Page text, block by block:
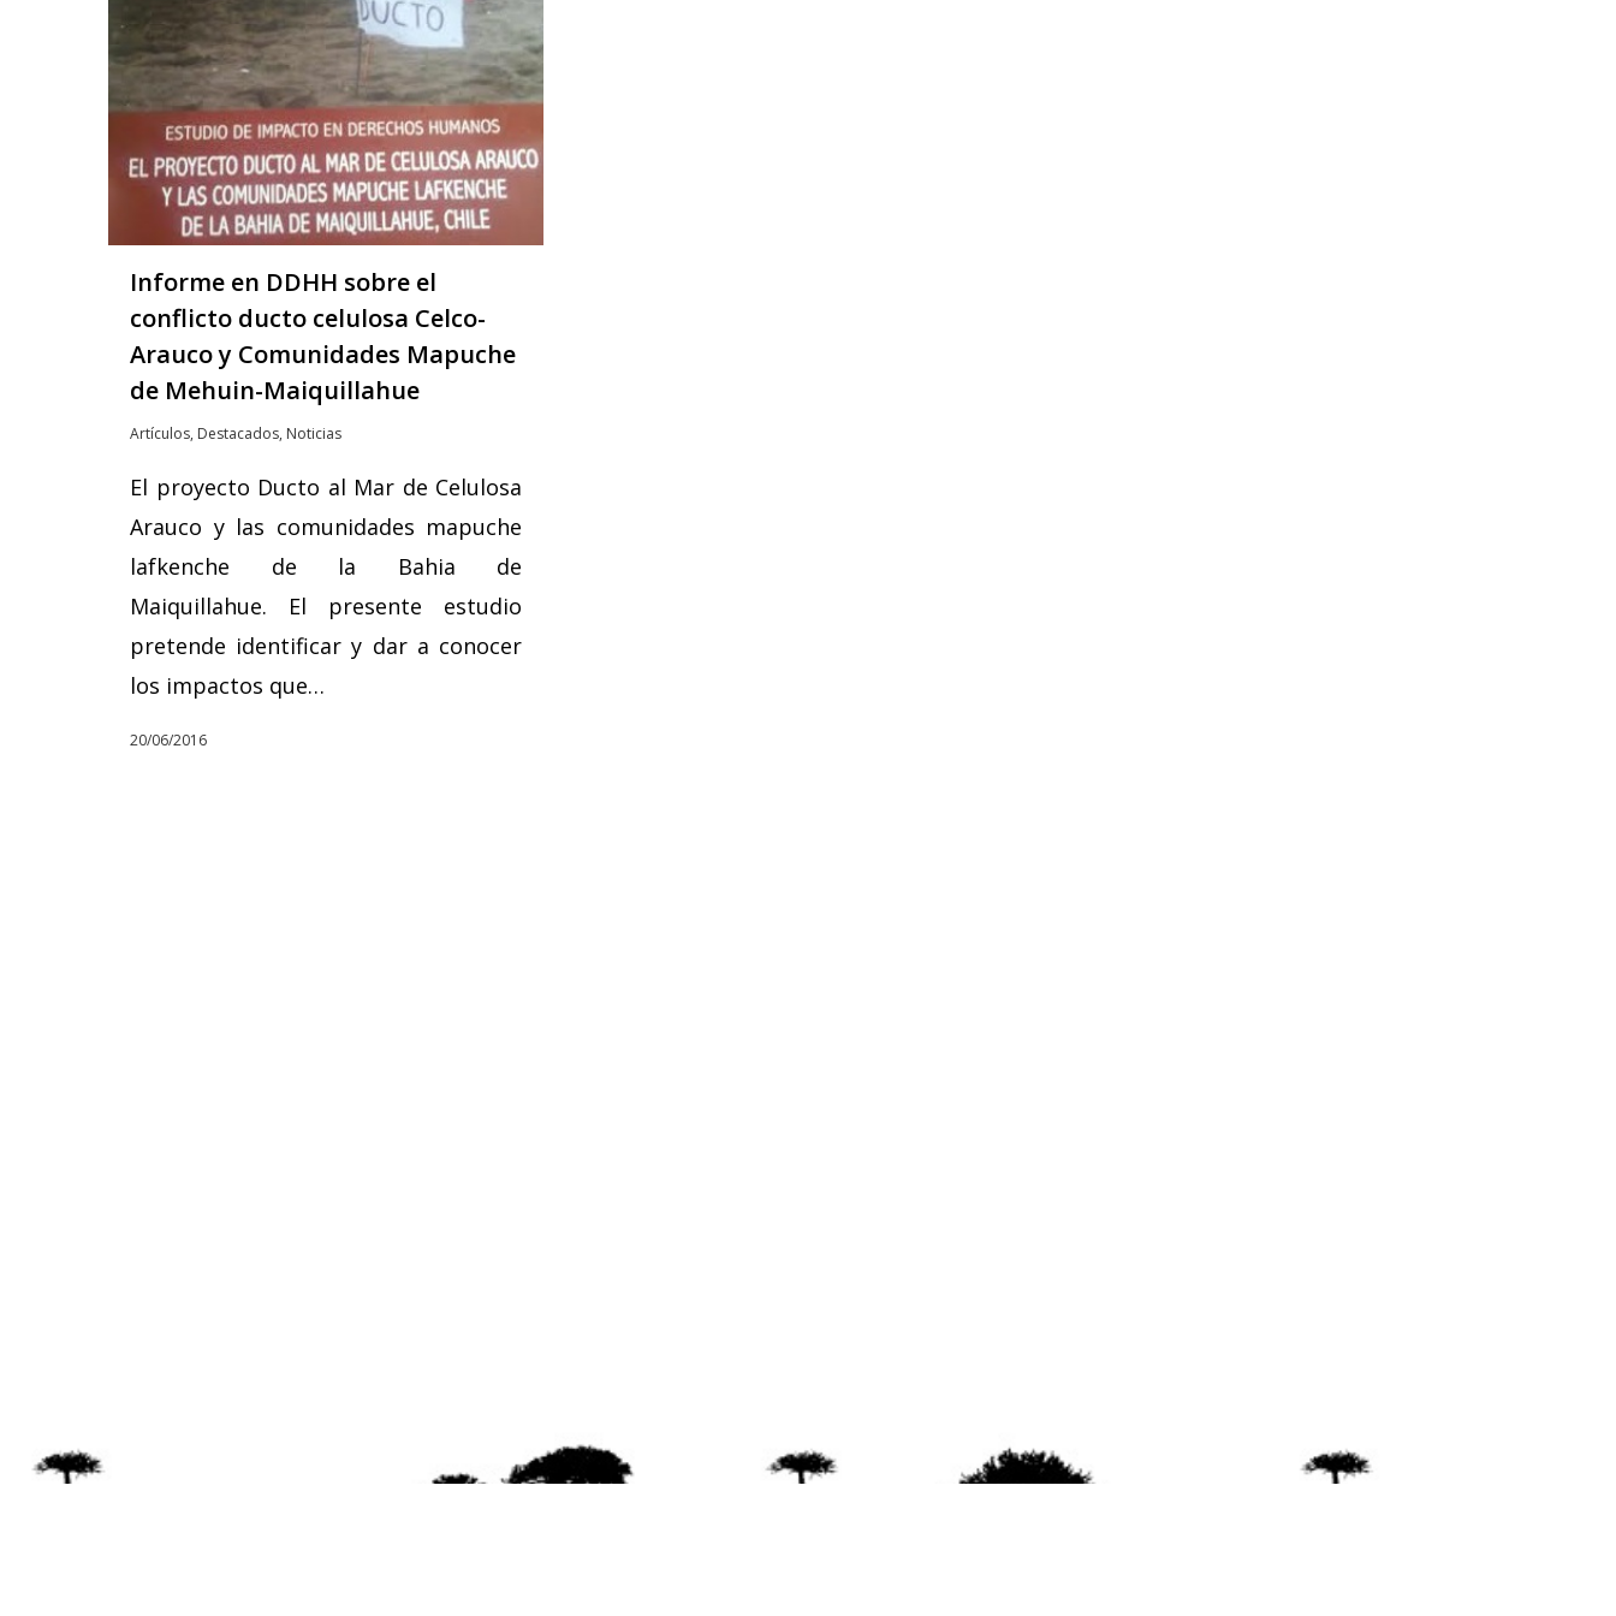
Informe en DDHH sobre el
conflicto ducto celulosa Celco-
Arauco y Comunidades Mapuche
de Mehuin-Maiquillahue
Artículos, Destacados, Noticias
El proyecto Ducto al Mar de Celulosa
Arauco y las comunidades mapuche
lafkenche de la Bahia de
Maiquillahue. El presente estudio
pretende identificar y dar a conocer
los impactos que…
20/06/2016